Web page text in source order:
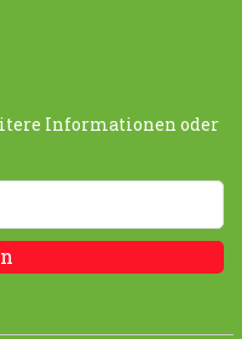
Informationen oder